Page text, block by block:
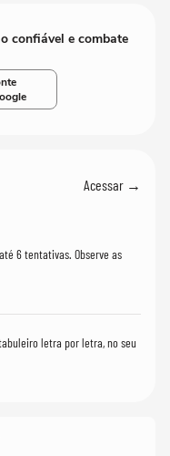
confiável e combate
Acessar →
6 tentativas. Observe as
letra por letra, no seu